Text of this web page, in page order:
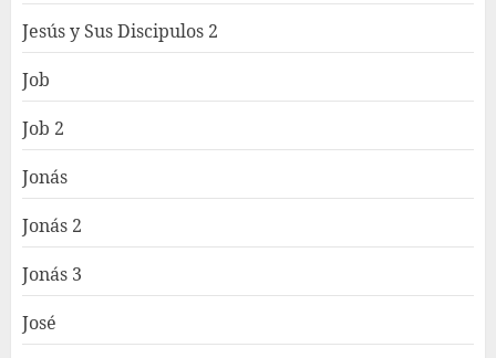
Jesús y Sus Discipulos 2
Job
Job 2
Jonás
Jonás 2
Jonás 3
José